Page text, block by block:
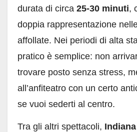
durata di circa 25-30 minuti,
doppia rappresentazione
affollate. Nei periodi di alta
pratico è semplice: non
trovare posto senza stress,
all’anfiteatro con un certo
se vuoi sederti al centro.
Tra gli altri spettacoli,